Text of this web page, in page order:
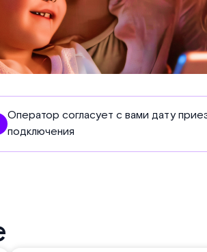
Оператор согласует с вами дату
подключения